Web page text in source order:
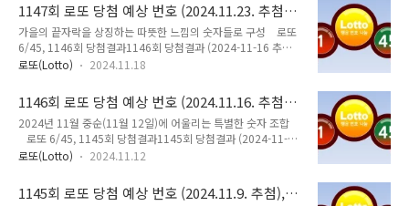
1147회 로또 당첨 예상 번호 (2024.11.23. 추첨),
feat. Claude
가을의 끝자락을 상징하는 따뜻한 느낌의 숫자들로 구성 로또
6/45, 1146회 당첨결과1146회 당첨결과 (2024-11-16 추첨)
당첨번호 : 당첨번호 6, 11, 17, 19, 40, 43 보너스번호 : 28 1
로또 추첨이 있는데.... 추천해줄 만한 번호, 6개의 숫자 조합을 7
개 생성해줘 2024년 11월 23일 1147회 로또 추첨을 위한 특별
한 숫자 조합을 만들어드리겠습니다. 1세트: 11, 23, 27, 34,
41, 4511월 23일을 상징하는 11, 23을 포함했습니다.1147의
시작인 1을 응용하여 첫 번째 세트는 큰 숫자들을 포함했습니
로또(Lotto) 2024.11.18
1146회 로또 당첨 예상 번호 (2024.11.16. 추첨),
feat. Claude
2024년 11월 중순(11월 12일)에 어울리는 특별한 숫자 조합
로또 6/45, 1145회 당첨결과1145회 당첨결과 (2024-11-09
추첨) 당첨번호 : 당첨번호 2, 11, 31, 33, 37, 44 보너스번호 :
가네? 이맘때 추천해줄 만한 번호, 6개의 숫자 조합을 7개 생성
해줘 2024년 11월 중순(11월 12일)에 어울리는 특별한 숫자
로또(Lotto) 2024.11.12
1145회 로또 당첨 예상 번호 (2024.11.9. 추첨),